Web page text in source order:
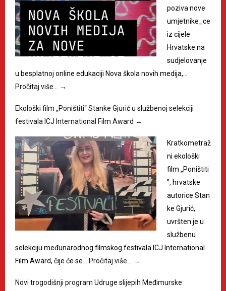
poziva nove
umjetnike_ce
iz cijele
Hrvatske na
sudjelovanje
u besplatnoj online edukaciji Nova škola novih medija,…
Pročitaj više… →
Ekološki film „Poništiti“ Stanke Gjurić u službenoj selekciji
festivala ICJ International Film Award →
Kratkometraž
ni ekološki
film „Poništiti
", hrvatske
autorice Stan
ke Gjurić,
uvršten je u
službenu
selekciju međunarodnog filmskog festivala ICJ International
Film Award, čije će se… Pročitaj više… →
Novi trogodišnji program Udruge slijepih Međimurske